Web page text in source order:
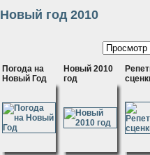
Новый год 2010
Погода на
Новый Год
Новый 2010
год